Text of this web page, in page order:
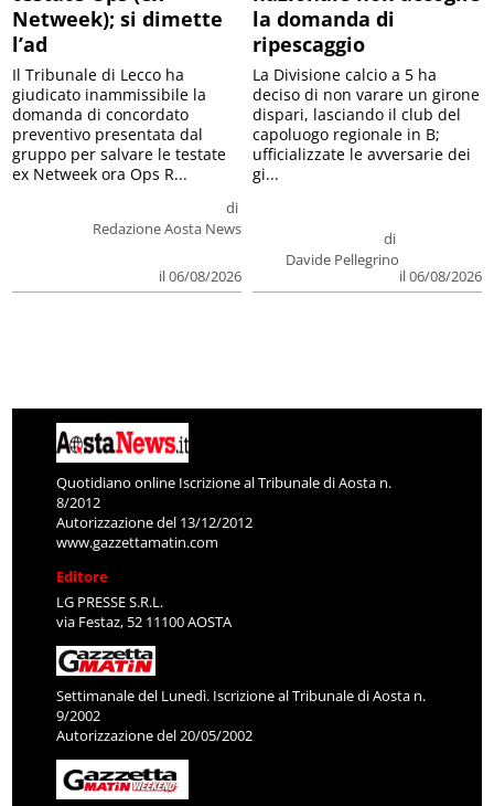
Netweek); si dimette
l’ad
di
Redazione Aosta News
il 06/08/2026
Il Tribunale di Lecco ha
giudicato inammissibile la
domanda di concordato
preventivo presentata dal
gruppo per salvare le testate
ex Netweek ora Ops R...
la domanda di
ripescaggio
di
Davide Pellegrino
il 06/08/2026
La Divisione calcio a 5 ha
deciso di non varare un girone
dispari, lasciando il club del
capoluogo regionale in B;
ufficializzate le avversarie dei
gi...
Quotidiano online Iscrizione al Tribunale di Aosta n.
8/2012
Autorizzazione del 13/12/2012
www.gazzettamatin.com
Editore
LG PRESSE S.R.L.
via Festaz, 52 11100 AOSTA
Settimanale del Lunedì. Iscrizione al Tribunale di Aosta n.
9/2002
Autorizzazione del 20/05/2002